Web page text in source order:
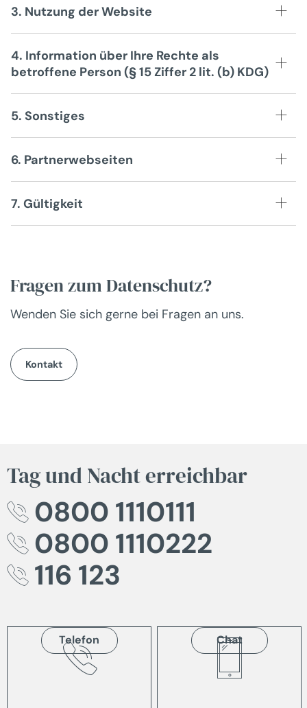
3. Nutzung der Website
4. Information über Ihre Rechte als
betroffene Person (§ 15 Ziffer 2 lit. (b) KDG)
5. Sonstiges
6. Partnerwebseiten
7. Gültigkeit
Fragen zum Datenschutz?
Wenden Sie sich gerne bei Fragen an uns.
Kontakt
Tag und Nacht erreichbar
0800 1110111
0800 1110222
116 123
Telefon Chat